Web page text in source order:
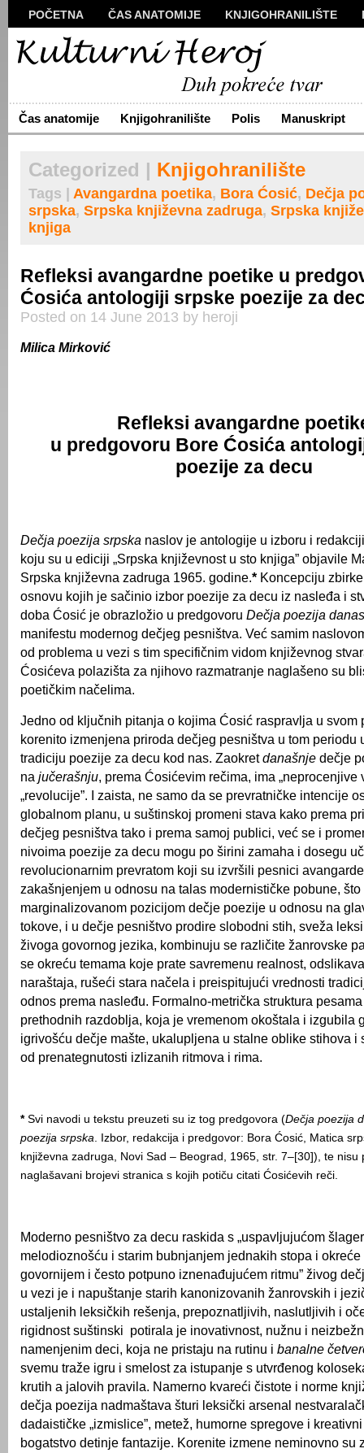
POČETNA ČAS ANATOMIJE KNJIGOHRANILIŠTE
MANUSKRIPT
VIZUALI
ARHIVA
O NAMA ŽIVA REČ KONTAKT
Čas anatomije Knjigohranilište Polis Manuskript
Categorized | Knjigohranilište
Tags | Avangardna poetika, Bora Ćosić, Dečja
srpska, Srpska književna zadruga, Srpska
knjiga
Refleksi avangardne poetike u
Ćosića antologiji srpske poezije za
Posted on 14 June 2013 by heroji
Milica Mirković
Refleksi avangardne
u predgovoru Bore Ćosića
poezije za decu
Dečja poezija srpska naslov je antologije u izboru i
koju su u ediciji „Srpska književnost u sto knjiga” objavile
Srpska književna zadruga 1965. godine.* Koncepciju
osnovu kojih je sačinio izbor poezije za decu iz nasleđa i
doba Ćosić je obrazložio u predgovoru Dečja poezija danas
manifestu modernog dečjeg pesništva. Već samim
od problema u vezi s tim specifičnim vidom književnog
Ćosićeva polazišta za njihovo razmatranje naglašeno su
poetičkim načelima.
Jedno od ključnih pitanja o kojima Ćosić raspravlja u svom
korenito izmenjena priroda dečjeg pesništva u tom periodu
tradiciju poezije za decu kod nas. Zaokretdanašnje dečje
na jučerašnju, prema Ćosićevim rečima, ima „neprocenjive
„revolucije”. I zaista, ne samo da se prevratničke intencije
globalnom planu, u suštinskoj promeni stava kako prema
dečjeg pesništva tako i prema samoj publici, već se i
nivoima poezije za decu mogu po širini zamaha i dosegu
revolucionarnim prevratom koji su izvršili pesnici
zakašnjenjem u odnosu na talas modernističke pobune,
marginalizovanom pozicijom dečje poezije u odnosu na
tokove, i u dečje pesništvo prodire slobodni stih, sveža
živoga govornog jezika, kombinuju se različite žanrovske
se okreću temama koje prate savremenu realnost,
naraštaja, rušeći stara načela i preispitujući vrednosti
odnos prema nasleđu. Formalno-metrička struktura
prethodnih razdoblja, koja je vremenom okoštala i izgubila
igrivošću dečje mašte, ukalupljena u stalne oblike stihova i
od prenategnutosti izlizanih ritmova i rima.
*Svi navodi u tekstu preuzeti su iz tog predgovora (Dečja poezija
poezija srpska. Izbor, redakcija i predgovor: Bora Ćosić, Matica
književna zadruga, Novi Sad – Beograd, 1965, str. 7–[30]), te nisu
naglašavani brojevi stranica s kojih potiču citati Ćosićevih reči.
Moderno pesništvo za decu raskida s „uspavljujućom
melodioznošću i starim bubnjanjem jednakih stopa i okreće
govornijem i često potpuno iznenađujućem ritmu” živog
u vezi je i napuštanje starih kanonizovanih žanrovskih i
ustaljenih leksičkih rešenja, prepoznatljivih, naslutljivih i
rigidnost suštinski potirala је inovativnost, nužnu i
namenjenim deci, koja ne pristaju na rutinu i banalne
svemu traže igru i smelost za istupanje s utvrđenog
krutih a jalovih pravila. Namerno kvareći čistote i norme
dečja poezija nadmaštava šturi leksički arsenal
dadaističke „izmislice”, metež, humorne spregove i
bogatstvo detinje fantazije. Korenite izmene neminovno su